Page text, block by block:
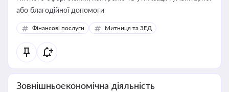
або благодійної допомоги
Фінансові послуги Митниця та ЗЕД
Зовнішньоекономічна діяльність